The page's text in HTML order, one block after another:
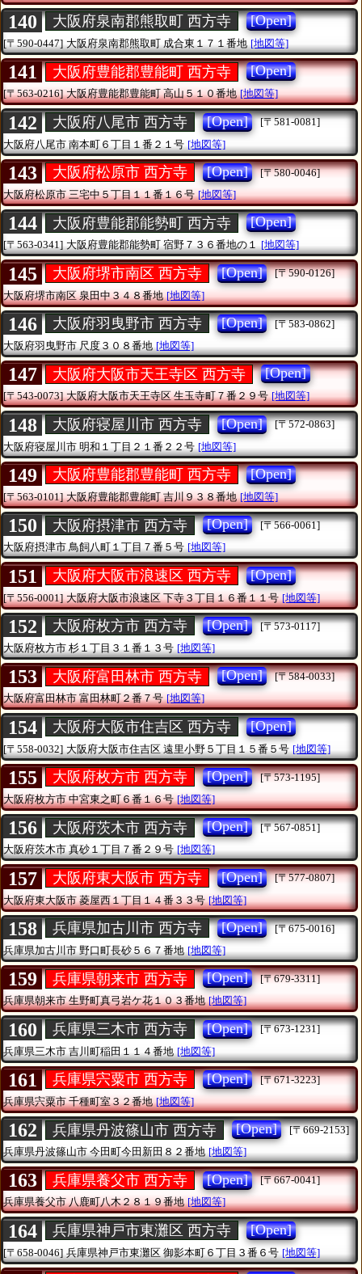
140 大阪府泉南郡熊取町 西方寺 [Open]
[〒590-0447] 大阪府泉南郡熊取町 成合東１７１番地 [地図等]
141 大阪府豊能郡豊能町 西方寺 [Open]
[〒563-0216] 大阪府豊能郡豊能町高山５１０番地 [地図等]
142 大阪府八尾市 西方寺 [Open]
[〒581-0081]
大阪府八尾市 南本町６丁目１番２１号 [地図等]
143 大阪府松原市 西方寺 [Open]
[〒580-0046]
大阪府松原市三宅中５丁目１１番１６号 [地図等]
144 大阪府豊能郡能勢町 西方寺 [Open]
[〒563-0341] 大阪府豊能郡能勢町宿野７３６番地の１ [地図等]
145 大阪府堺市南区 西方寺 [Open]
[〒590-0126]
大阪府堺市南区泉田中３４８番地 [地図等]
146 大阪府羽曳野市 西方寺 [Open]
[〒583-0862]
大阪府羽曳野市 尺度３０８番地 [地図等]
147 大阪府大阪市天王寺区 西方寺 [Open]
[〒543-0073] 大阪府大阪市天王寺区生玉寺町７番２９号 [地図等]
148 大阪府寝屋川市 西方寺 [Open]
[〒572-0863]
大阪府寝屋川市 明和１丁目２１番２２号 [地図等]
149 大阪府豊能郡豊能町 西方寺 [Open]
[〒563-0101] 大阪府豊能郡豊能町吉川９３８番地 [地図等]
150 大阪府摂津市 西方寺 [Open]
[〒566-0061]
大阪府摂津市鳥飼八町１丁目７番５号 [地図等]
151 大阪府大阪市浪速区 西方寺 [Open]
[〒556-0001] 大阪府大阪市浪速区下寺３丁目１６番１１号 [地図等]
152 大阪府枚方市 西方寺 [Open]
[〒573-0117]
大阪府枚方市 杉１丁目３１番１３号 [地図等]
153 大阪府富田林市 西方寺 [Open]
[〒584-0033]
大阪府富田林市富田林町２番７号 [地図等]
154 大阪府大阪市住吉区 西方寺 [Open]
[〒558-0032] 大阪府大阪市住吉区 遠里小野５丁目１５番５号 [地図等]
155 大阪府枚方市 西方寺 [Open]
[〒573-1195]
大阪府枚方市中宮東之町６番１６号 [地図等]
156 大阪府茨木市 西方寺 [Open]
[〒567-0851]
大阪府茨木市真砂１丁目７番２９号 [地図等]
157 大阪府東大阪市 西方寺 [Open]
[〒577-0807]
大阪府東大阪市菱屋西１丁目１４番３３号 [地図等]
158 兵庫県加古川市 西方寺 [Open]
[〒675-0016]
兵庫県加古川市 野口町長砂５６７番地 [地図等]
159 兵庫県朝来市 西方寺 [Open]
[〒679-3311]
兵庫県朝来市生野町真弓岩ケ花１０３番地 [地図等]
160 兵庫県三木市 西方寺 [Open]
[〒673-1231]
兵庫県三木市 吉川町稲田１１４番地 [地図等]
161 兵庫県宍粟市 西方寺 [Open]
[〒671-3223]
兵庫県宍粟市千種町室３２番地 [地図等]
162 兵庫県丹波篠山市 西方寺 [Open]
[〒669-2153]
兵庫県丹波篠山市今田町今田新田８２番地 [地図等]
163 兵庫県養父市 西方寺 [Open]
[〒667-0041]
兵庫県養父市八鹿町八木２８１９番地 [地図等]
164 兵庫県神戸市東灘区 西方寺 [Open]
[〒658-0046] 兵庫県神戸市東灘区 御影本町６丁目３番６号 [地図等]